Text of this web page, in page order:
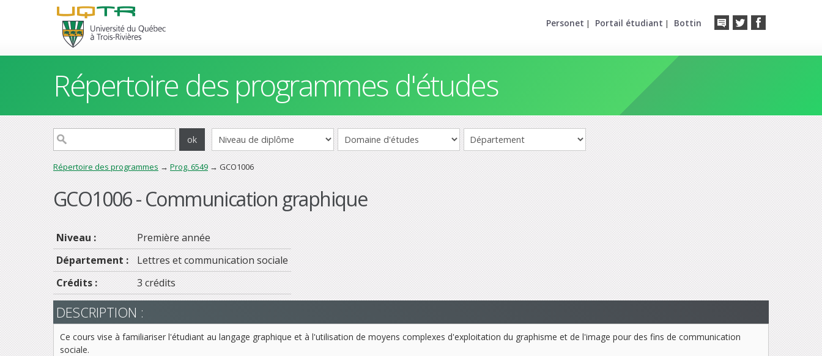
Personet | Portail étudiant | Bottin
Répertoire des programmes d'études
Répertoire des programmes → Prog. 6549 → GCO1006
GCO1006 - Communication graphique
Niveau :
Première année
Département :
Lettres et communication sociale
Crédits :
3 crédits
DESCRIPTION :
Ce cours vise à familiariser l'étudiant au langage graphique et à l'utilisation de moyens complexes d'exploitation du graphisme et de l'image pour des fins de communication
sociale.